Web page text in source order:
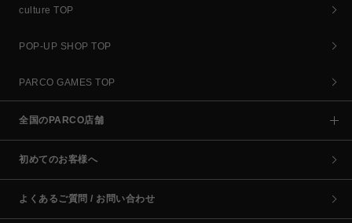
culture TOP
POP-UP SHOP TOP
PARCO GAMES TOP
全国のPARCO店舗
初めてのお客様へ
よくあるご質問 / お問い合わせ